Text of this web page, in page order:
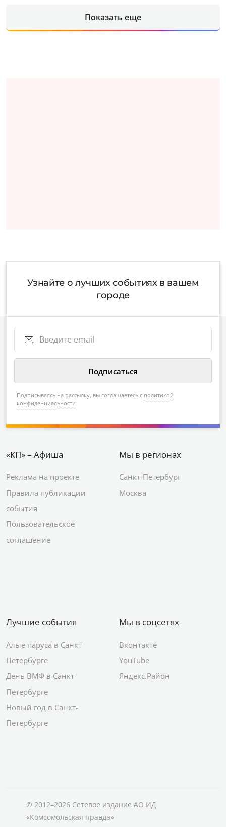
Показать еще
Узнайте о лучших событиях в вашем
городе
Подписываясь на рассылку, вы соглашаетесь с политикой
конфиденциальности
«КП» – Афиша
Реклама на проекте
Правила публикации
события
Пользовательское
соглашение
Мы в регионах
Санкт-Петербург
Москва
Лучшие события
Алые паруса в Санкт
Петербурге
День ВМФ в Санкт-
Петербурге
Новый год в Санкт-
Петербурге
Мы в соцсетях
Вконтакте
YouTube
Яндекс.Район
© 2012–2026 Сетевое издание АО ИД
«Комсомольская правда»